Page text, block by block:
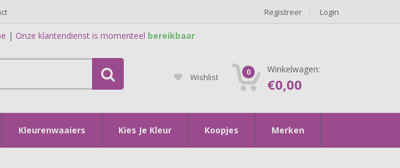
Registreer Login
| Onze klantendienst is momenteel bereikbaar
Wishlist 0 Winkelwagen:
€0,00
Kleurenwaaiers Kies Je Kleur Koopjes Merken